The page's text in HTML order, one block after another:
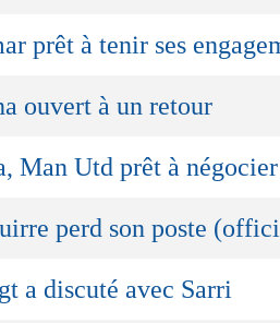
- Damien Da
prêt à tenir ses
ouvert à un retour
Man Utd prêt à
perd son poste
a discuté avec Sarri